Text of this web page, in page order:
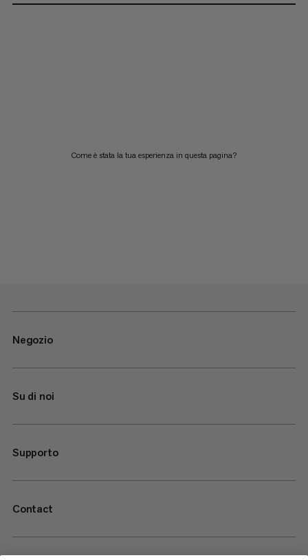
Come è stata la tua esperienza in questa pagina?
Negozio
Su di noi
Supporto
Contact